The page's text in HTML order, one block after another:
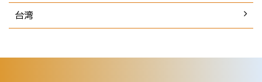
台湾